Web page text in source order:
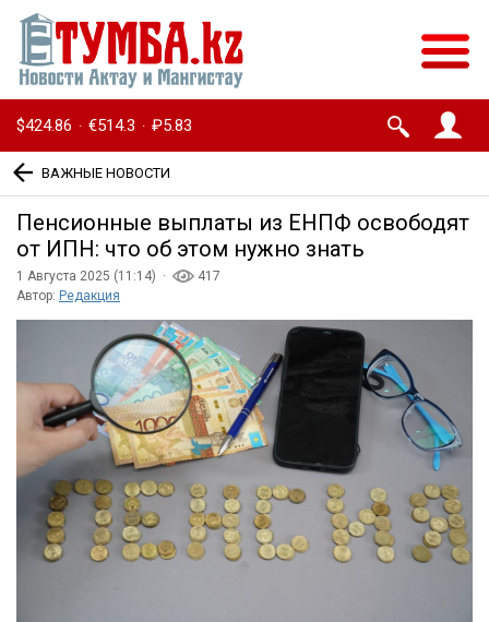
$424.86 · €514.3 · ₽5.83
ВАЖНЫЕ НОВОСТИ
Пенсионные выплаты из ЕНПФ освободят
от ИПН: что об этом нужно знать
1 Августа 2025 (11:14) ·
417
Автор: Редакция